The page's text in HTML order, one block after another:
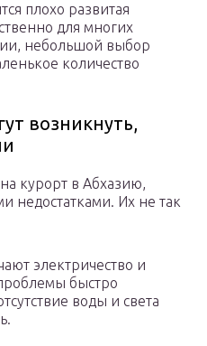
плохо развитая
для многих
небольшой выбор
количество
возникнуть,
курорт в Абхазию,
недостатками. Их не так
электричество и
быстро
воды и света